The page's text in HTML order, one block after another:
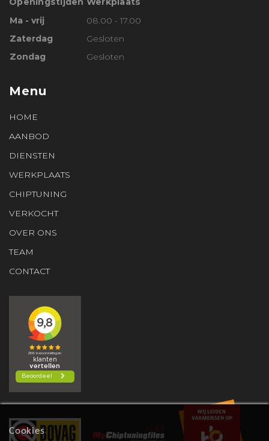
Ma - vrij
08.00 - 17.00
Zaterdag
Gesloten
Zondag
Gesloten
Menu
HOME
AANBOD
DIENSTEN
WERKPLAATS
CHIPTUNING
VERKOCHT
OVER ONS
TEAM
CONTACT
Cookies